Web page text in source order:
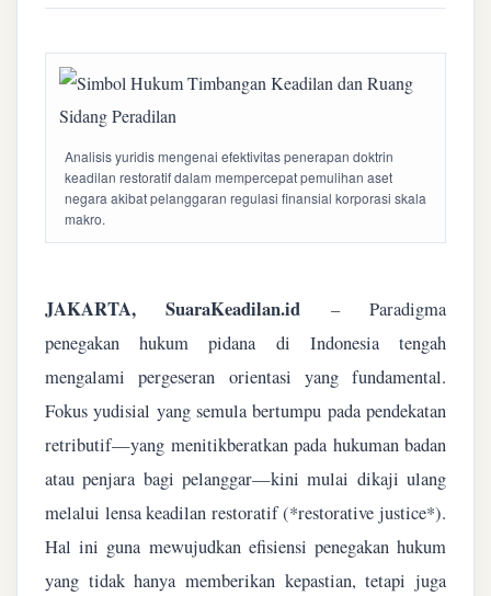
Analisis yuridis mengenai efektivitas penerapan doktrin
keadilan restoratif dalam mempercepat pemulihan aset
negara akibat pelanggaran regulasi finansial korporasi skala
makro.
JAKARTA, SuaraKeadilan.id – Paradigma
penegakan hukum pidana di Indonesia tengah
mengalami pergeseran orientasi yang fundamental.
Fokus yudisial yang semula bertumpu pada pendekatan
retributif—yang menitikberatkan pada hukuman badan
atau penjara bagi pelanggar—kini mulai dikaji ulang
melalui lensa keadilan restoratif (*restorative justice*).
Hal ini guna mewujudkan efisiensi penegakan hukum
yang tidak hanya memberikan kepastian, tetapi juga